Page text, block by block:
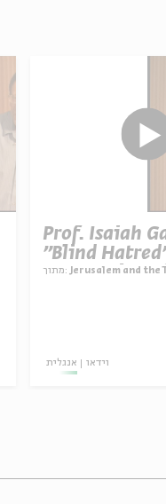
Prof. Isaiah
"Blind
Destruction
מתוך: Jerusalem and the
אנגלית וידאו